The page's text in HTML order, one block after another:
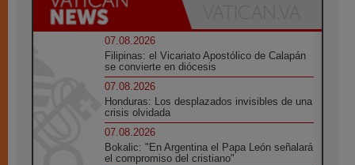
07.08.2026
Filipinas: el Vicariato Apostólico de Calapán
se convierte en diócesis
07.08.2026
Honduras: Los desplazados invisibles de una
crisis olvidada
07.08.2026
Bokalic: "En Argentina el Papa León señalará
el compromiso del cristiano"